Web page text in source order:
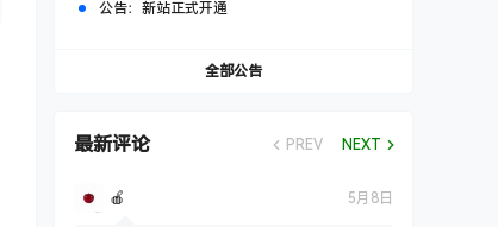
公告： 新站正式开通
全部公告
最新评论 PREV NEXT
🍎 5月8日